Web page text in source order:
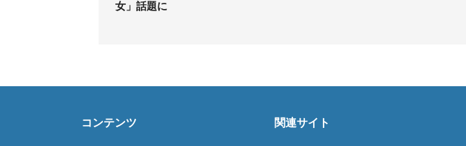
女」話題に
コンテンツ 関連サイト